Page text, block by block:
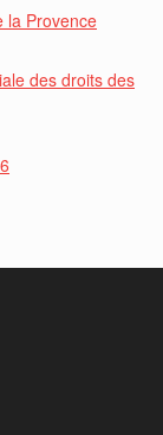
la Provence
des droits des